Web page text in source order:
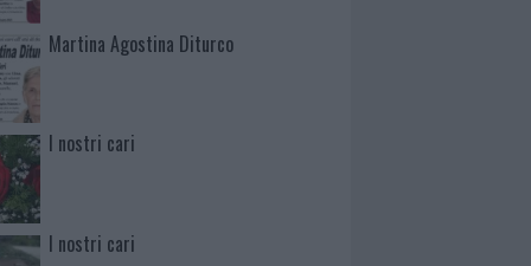
Martina Agostina Diturco
I nostri cari
I nostri cari